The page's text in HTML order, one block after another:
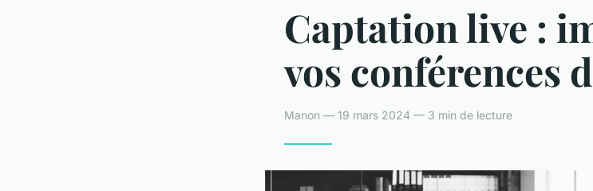
Captation live :
vos conférences
Manon — 19 mars 2024 — 3 min de lecture